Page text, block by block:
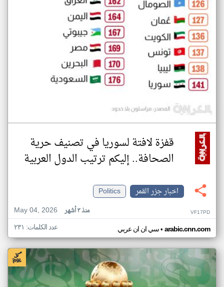
قفزة لافتة لسوريا في تصنيف حرية
الصحافة.. إليكم ترتيب الدول العربية
اخبار جزر القمر
Politics
May 04, 2026
منذ ٣ أشهر VF17PD
سي ان ان عربي• arabic.cnn.com عدد الكلمات: ٢٣١